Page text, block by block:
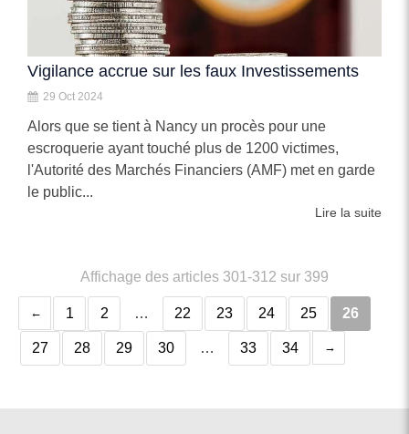
Vigilance accrue sur les faux Investissements
29 Oct 2024
Alors que se tient à Nancy un procès pour une
escroquerie ayant touché plus de 1200 victimes,
l'Autorité des Marchés Financiers (AMF) met en garde
le public...
Lire la suite
Affichage des articles 301-312 sur 399
1 2 … 22 23 24 25 26
27 28 29 30 … 33 34